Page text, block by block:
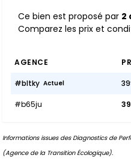
Ce bien est proposé par 2
Comparez les prix et
AGENCE
#bltky Actuel
#b65ju
Informations issues des Diagnostics de
(Agence de la Transition Écologique).